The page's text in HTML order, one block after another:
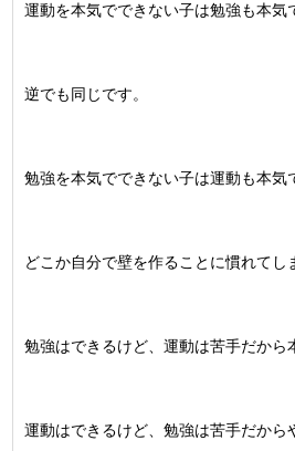
運動を本気でできない子は勉強も本気
逆でも同じです。
勉強を本気でできない子は運動も本気
どこか自分で壁を作ることに慣れてし
勉強はできるけど、運動は苦手だか
運動はできるけど、勉強は苦手だか